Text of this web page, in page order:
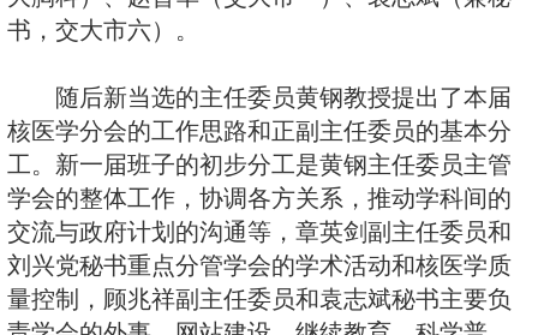
主任委员：黄钢（交大仁济）
副主任委员：章英剑（复旦肿瘤）
东医院）
委员：陈绍亮（复旦中山）、刘兴
旦华山）、沈江帆（中医药大学普